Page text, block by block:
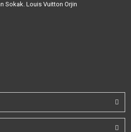
Sokak. Louis Vuitton Orjin